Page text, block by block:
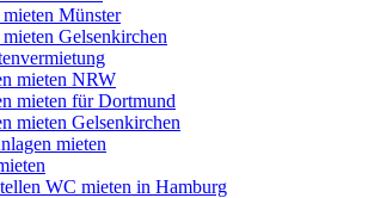
Münster
Gelsenkirchen
mieten NRW
mieten für Dortmund
mieten Gelsenkirchen
mieten
WC mieten in Hamburg